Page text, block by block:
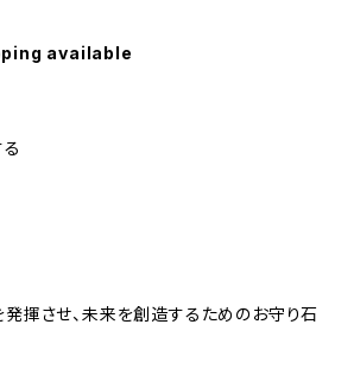
available
揮させ、未来を創造するためのお守り石